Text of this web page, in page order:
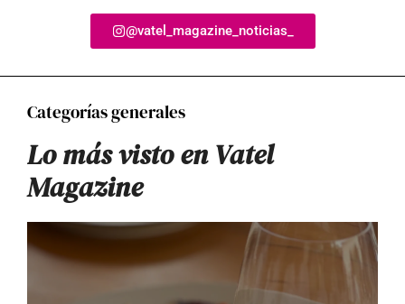
@vatel_magazine_noticias_
Categorías generales
Lo más visto en Vatel
Magazine